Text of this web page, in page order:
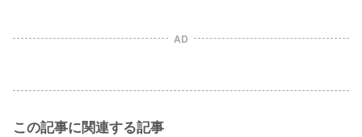
AD
この記事に関連する記事